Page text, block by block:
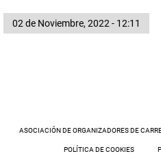
02 de Noviembre, 2022 - 12:11
ASOCIACIÓN DE ORGANIZADORES DE
POLÍTICA DE COOKIES